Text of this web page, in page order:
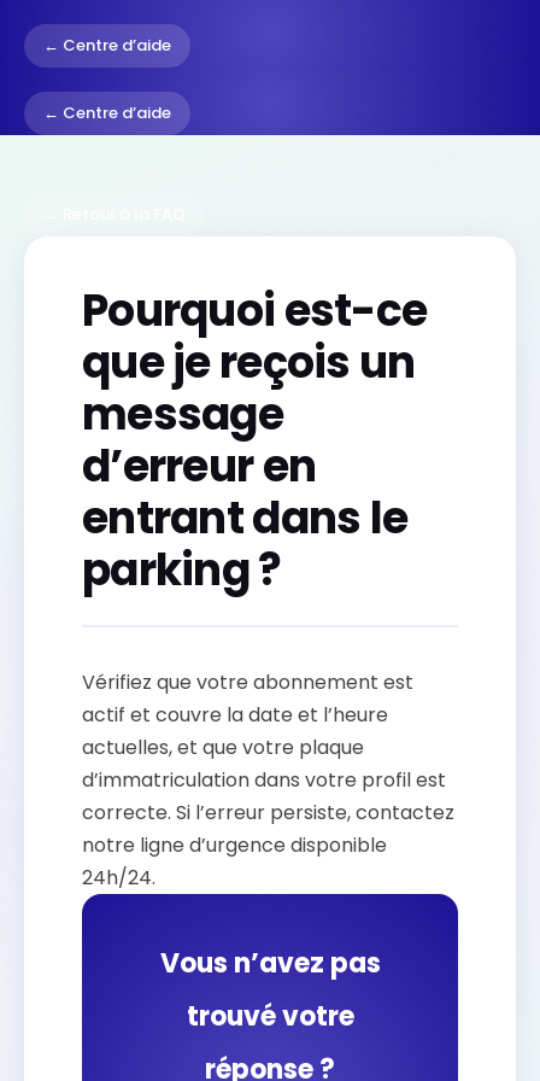
← Centre d’aide
← Centre d’aide
Pourquoi est-ce
que je reçois un
message
d’erreur en
entrant dans le
parking ?
Vérifiez que votre abonnement est
actif et couvre la date et l’heure
actuelles, et que votre plaque
d’immatriculation dans votre profil est
correcte. Si l’erreur persiste, contactez
notre ligne d’urgence disponible
24h/24.
Vous n’avez pas
trouvé votre
réponse ?